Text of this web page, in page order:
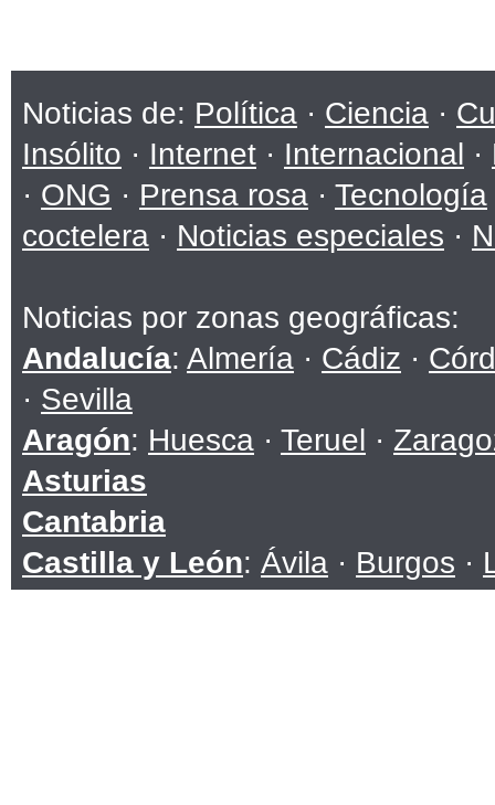
Noticias de: Política · Ciencia ·
Insólito · Internet · Internacional ·
· ONG · Prensa rosa · Tecnología
coctelera · Noticias especiales ·
Noticias por zonas geográficas:
Andalucía: Almería · Cádiz ·
· Sevilla
Aragón: Huesca · Teruel ·
Asturias
Cantabria
Castilla y León: Ávila · Burgos ·